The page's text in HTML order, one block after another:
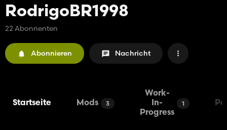
RodrigoBR1998
22 Abonnenten
Abonnieren Nachricht
Startseite Mods 3
Work-
In-
Progress
1